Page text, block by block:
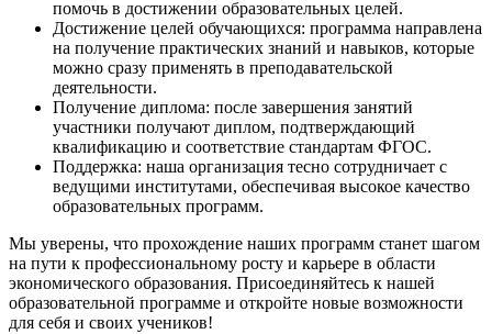
помочь в достижении образовательных целей.
Достижение целей обучающихся: программа направлена
на получение практических знаний и навыков, которые
можно сразу применять в преподавательской
деятельности.
Получение диплома: после завершения занятий
участники получают диплом, подтверждающий
квалификацию и соответствие стандартам ФГОС.
Поддержка: наша организация тесно сотрудничает с
ведущими институтами, обеспечивая высокое качество
образовательных программ.
Мы уверены, что прохождение наших программ станет шагом
на пути к профессиональному росту и карьере в области
экономического образования. Присоединяйтесь к нашей
образовательной программе и откройте новые возможности
для себя и своих учеников!